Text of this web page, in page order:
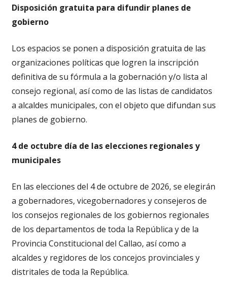
Disposición gratuita para difundir planes de
gobierno
Los espacios se ponen a disposición gratuita de las
organizaciones políticas que logren la inscripción
definitiva de su fórmula a la gobernación y/o lista al
consejo regional, así como de las listas de candidatos
a alcaldes municipales, con el objeto que difundan sus
planes de gobierno.
4 de octubre día de las elecciones regionales y
municipales
En las elecciones del 4 de octubre de 2026, se elegirán
a gobernadores, vicegobernadores y consejeros de
los consejos regionales de los gobiernos regionales
de los departamentos de toda la República y de la
Provincia Constitucional del Callao, así como a
alcaldes y regidores de los concejos provinciales y
distritales de toda la República.